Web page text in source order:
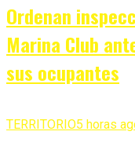
Ordenan
Marina Club
sus ocupantes
TERRITORIO5 horas